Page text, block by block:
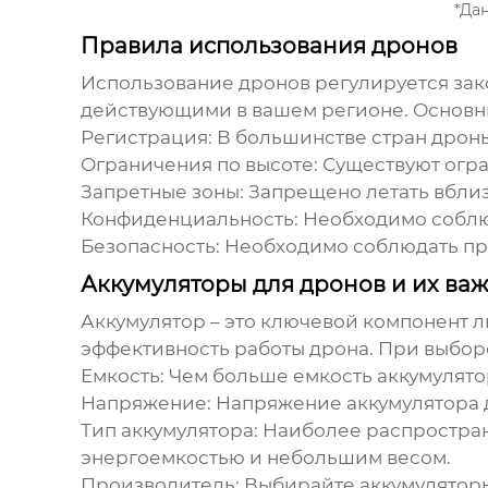
Правила использования дронов
Использование дроноврегулируется
действующими в вашем регионе.
Регистрация: В большинстве стран
Ограничения по высоте: Существуют
Запретные зоны: Запрещено летать
Конфиденциальность: Необходимо
Безопасность: Необходимо соблюдать
Аккумуляторы для дронов и их
Аккумулятор – это ключевой компонент
эффективность работы дрона. При
Емкость: Чем больше емкость
Напряжение: Напряжение аккумулятора
Тип аккумулятора: Наиболее
энергоемкостью и небольшим весом.